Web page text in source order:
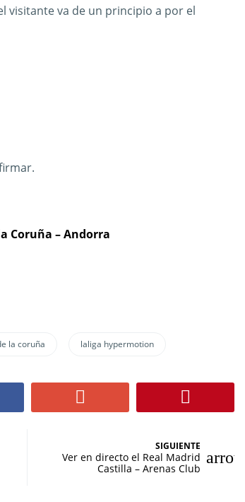
visitante va de un principio a por el
Coruña – Andorra
la coruña laliga hypermotion
SIGUIENTE
Ver en directo el Real Madrid
Castilla – Arenas Club